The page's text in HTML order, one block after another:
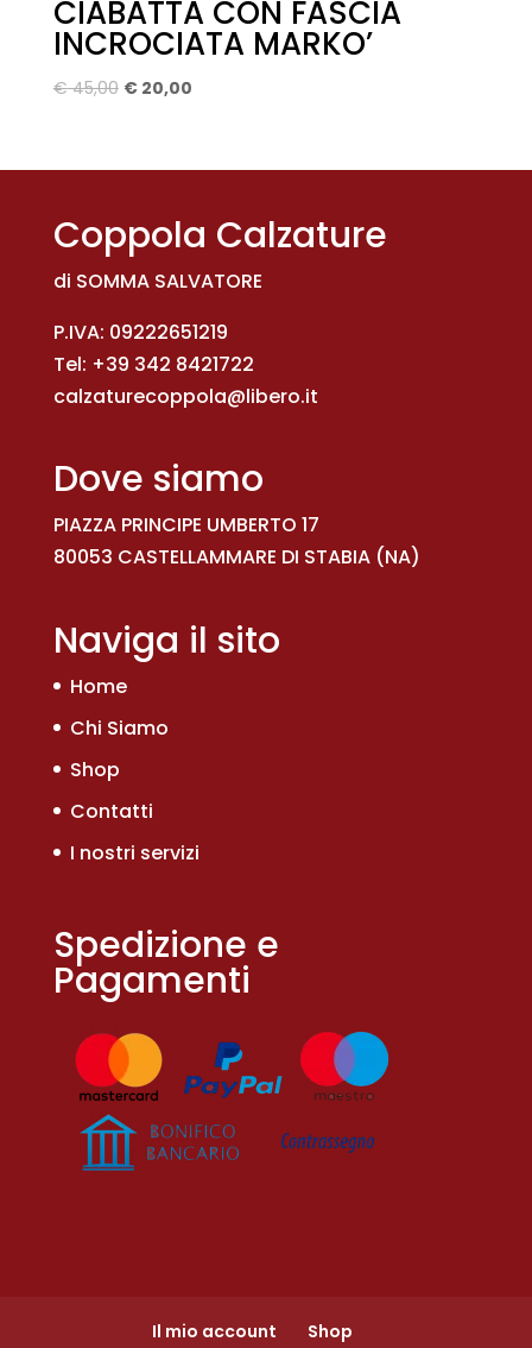
CIABATTA CON FASCIA
INCROCIATA MARKO’
€45,00 Il
era:
€20,00Il
è:
Coppola Calzature
di SOMMA SALVATORE
P.IVA: 09222651219
Tel: +39 342 8421722
calzaturecoppola@libero.it
Dove siamo
PIAZZA PRINCIPE UMBERTO 17
80053 CASTELLAMMARE DI STABIA (NA)
Naviga il sito
Home
Chi Siamo
Shop
Contatti
I nostri servizi
Spedizione e
Pagamenti
Il mio account
Shop